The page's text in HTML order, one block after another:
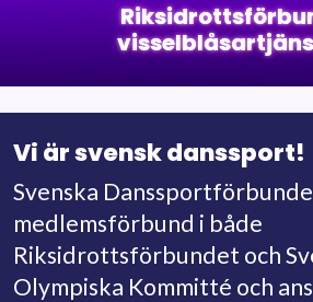
Vi är svensk danssport!
Svenska
medlemsförbund i både
Riksidrottsförbundet och
Olympiska Kommitté och